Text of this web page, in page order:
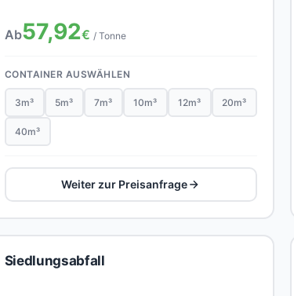
Ab57,92€ / Tonne
CONTAINER AUSWÄHLEN
3m³ 5m³ 7m³ 10m³ 12m³ 20m³
40m³
Weiter zur Preisanfrage
Siedlungsabfall